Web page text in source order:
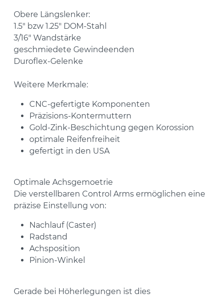
Obere Längslenker:
1.5" bzw 1.25" DOM-Stahl
3/16" Wandstärke
geschmiedete Gewindeenden
Duroflex-Gelenke
Weitere Merkmale:
CNC-gefertigte Komponenten
Präzisions-Kontermuttern
Gold-Zink-Beschichtung gegen Korossion
optimale Reifenfreiheit
gefertigt in den USA
Optimale Achsgemoetrie
Die verstellbaren Control Arms ermöglichen eine
präzise Einstellung von:
Nachlauf (Caster)
Radstand
Achsposition
Pinion-Winkel
Gerade bei Höherlegungen ist dies